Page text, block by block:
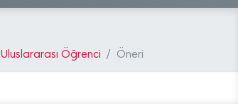
Uluslararası Öğrenci Öneri